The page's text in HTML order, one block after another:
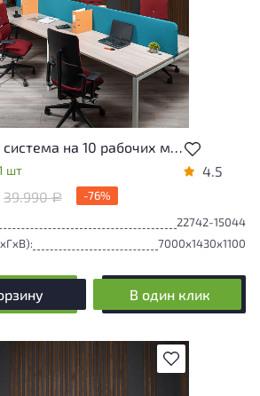
незначительные
не влияющие на
использования
износа
Бенч система на 10 рабочих мест ДСП Ясень шимо Россия
шт 4.5
39.990Р
-76%
22742-15044
7000x1430x1100
В один клик
В избранное